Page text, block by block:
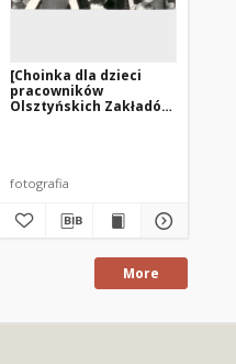
[Choinka dla dzieci
pracowników
Olsztyńskich Zakładów
fotografia
More